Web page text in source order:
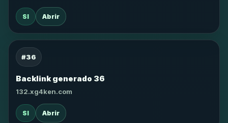
SI Abrir
#36
Backlink generado 36
132.xg4ken.com
SI Abrir